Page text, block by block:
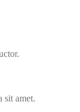
sit amet.